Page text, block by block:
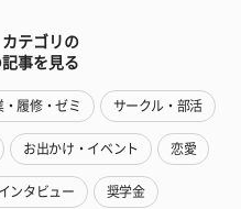
カテゴリの
事を見る
・履修・ゼミ サークル・部活
お出かけ・イベント 恋愛
ンタビュー 奨学金